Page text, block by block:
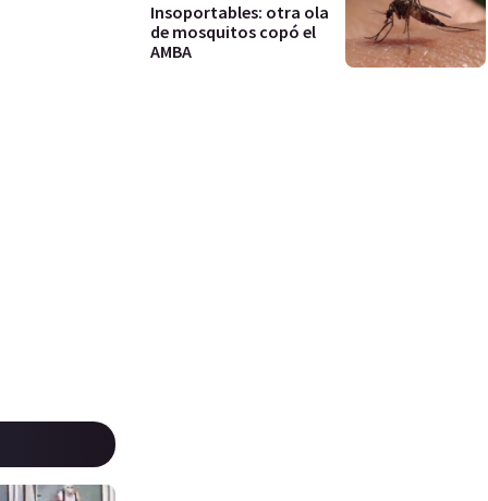
Insoportables: otra ola
de mosquitos copó el
AMBA